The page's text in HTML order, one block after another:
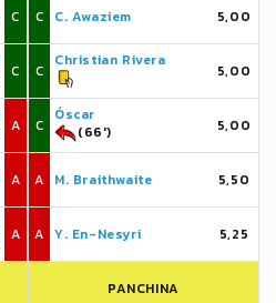
C
C
A
A
A
C C. Awaziem 5,00
C
Christian Rivera
5,00
C
Óscar
(66')
5,00
A M. Braithwaite 5,50
A Y. En-Nesyri 5,25
PANCHINA